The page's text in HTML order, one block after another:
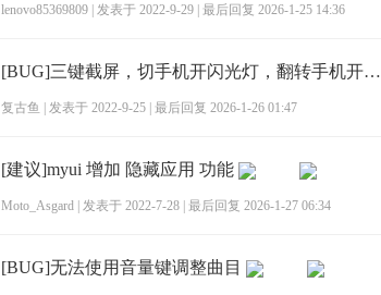
lenovo85369809 发表于 2022-9-29 最后回复 2026-1-25 14:36
[BUG]三键截屏，切手机开闪光灯，翻转手机开相机失效
复古鱼 发表于 2022-9-25 最后回复 2026-1-26 01:47
[建议]myui 增加 隐藏应用 功能
Moto_Asgard 发表于 2022-7-28 最后回复 2026-1-27 06:34
[BUG]无法使用音量键调整曲目